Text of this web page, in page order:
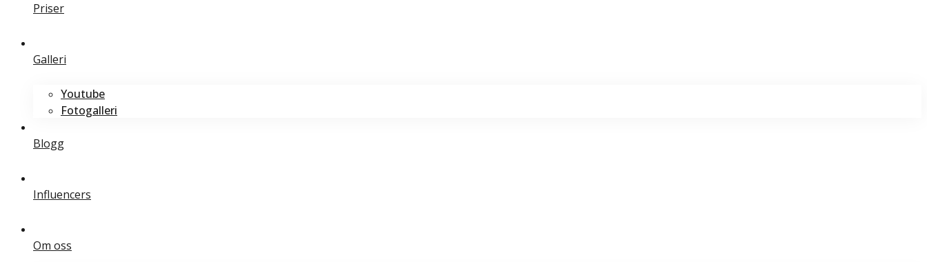
Priser
Galleri
Youtube
Fotogalleri
Blogg
Influencers
Om oss